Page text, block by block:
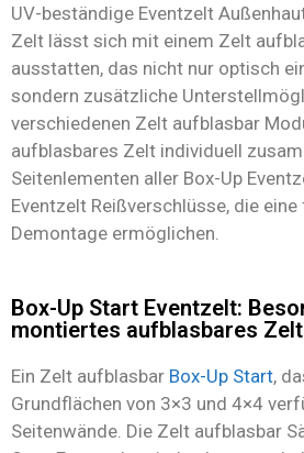
UV-beständige Eventzelt
Zelt lässt sich mit einem Zelt
ausstatten, das nicht nur optisch
sondern zusätzliche
verschiedenen Zelt aufblasbar
aufblasbares Zelt individuell
Seitenlementen aller Box-Up
Eventzelt Reißverschlüsse, die
Demontage ermöglichen.
Box-Up Start Eventzelt:
montiertes aufblasbares Zelt
Ein Zelt aufblasbar Box-Up Start,
Grundflächen von 3×3 und 4×4
Seitenwände. Die Zelt aufblasbar